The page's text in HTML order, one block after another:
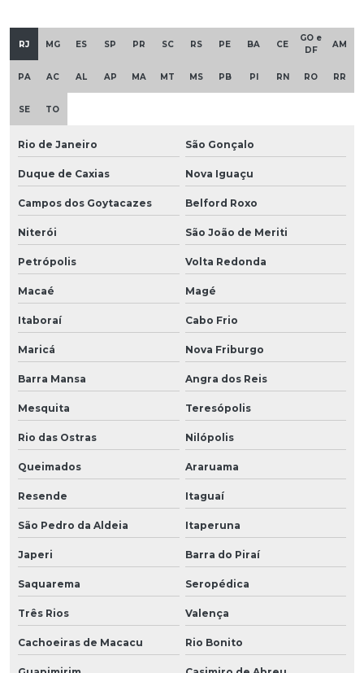
RJ MG ES SP PR SC RS PE BA CE
GO e
DF
AM
PA AC AL AP MA MT MS PB PI RN RO RR
SE TO
Rio de Janeiro São Gonçalo
Duque de Caxias Nova Iguaçu
Campos dos Goytacazes Belford Roxo
Niterói São João de Meriti
Petrópolis Volta Redonda
Macaé Magé
Itaboraí Cabo Frio
Maricá Nova Friburgo
Barra Mansa Angra dos Reis
Mesquita Teresópolis
Rio das Ostras Nilópolis
Queimados Araruama
Resende Itaguaí
São Pedro da Aldeia Itaperuna
Japeri Barra do Piraí
Saquarema Seropédica
Três Rios Valença
Cachoeiras de Macacu Rio Bonito